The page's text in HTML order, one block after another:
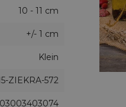
10 - 11 cm
+/- 1 cm
Klein
ZIEKRA-572